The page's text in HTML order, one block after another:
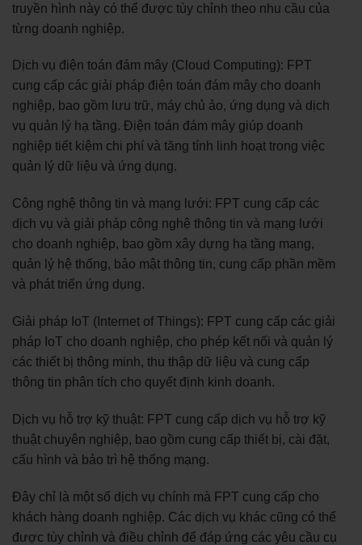
truyền hình này có thể được tùy chỉnh theo nhu cầu của
từng doanh nghiệp.
Dịch vụ điện toán đám mây (Cloud Computing): FPT
cung cấp các giải pháp điện toán đám mây cho doanh
nghiệp, bao gồm lưu trữ, máy chủ ảo, ứng dụng và dịch
vụ quản lý hạ tầng. Điện toán đám mây giúp doanh
nghiệp tiết kiệm chi phí và tăng tính linh hoạt trong việc
quản lý dữ liệu và ứng dụng.
Công nghệ thông tin và mạng lưới: FPT cung cấp các
dịch vụ và giải pháp công nghệ thông tin và mạng lưới
cho doanh nghiệp, bao gồm xây dựng hạ tầng mạng,
quản lý hệ thống, bảo mật thông tin, cung cấp phần mềm
và phát triển ứng dụng.
Giải pháp IoT (Internet of Things): FPT cung cấp các giải
pháp IoT cho doanh nghiệp, cho phép kết nối và quản lý
các thiết bị thông minh, thu thập dữ liệu và cung cấp
thông tin phân tích cho quyết định kinh doanh.
Dịch vụ hỗ trợ kỹ thuật: FPT cung cấp dịch vụ hỗ trợ kỹ
thuật chuyên nghiệp, bao gồm cung cấp thiết bị, cài đặt,
cấu hình và bảo trì hệ thống mạng.
Đây chỉ là một số dịch vụ chính mà FPT cung cấp cho
khách hàng doanh nghiệp. Các dịch vụ khác cũng có thể
được tùy chỉnh và điều chỉnh để đáp ứng các yêu cầu cụ